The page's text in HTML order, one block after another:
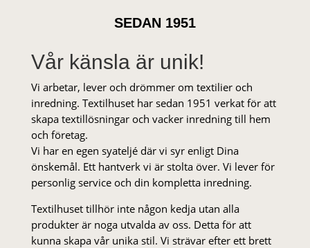
SEDAN 1951
Vår känsla är unik!
Vi arbetar, lever och drömmer om textilier och
inredning. Textilhuset har sedan 1951 verkat för att
skapa textillösningar och vacker inredning till hem
och företag.
Vi har en egen syateljé där vi syr enligt Dina
önskemål. Ett hantverk vi är stolta över. Vi lever för
personlig service och din kompletta inredning.
Textilhuset tillhör inte någon kedja utan alla
produkter är noga utvalda av oss. Detta för att
kunna skapa vår unika stil. Vi strä­var efter ett brett